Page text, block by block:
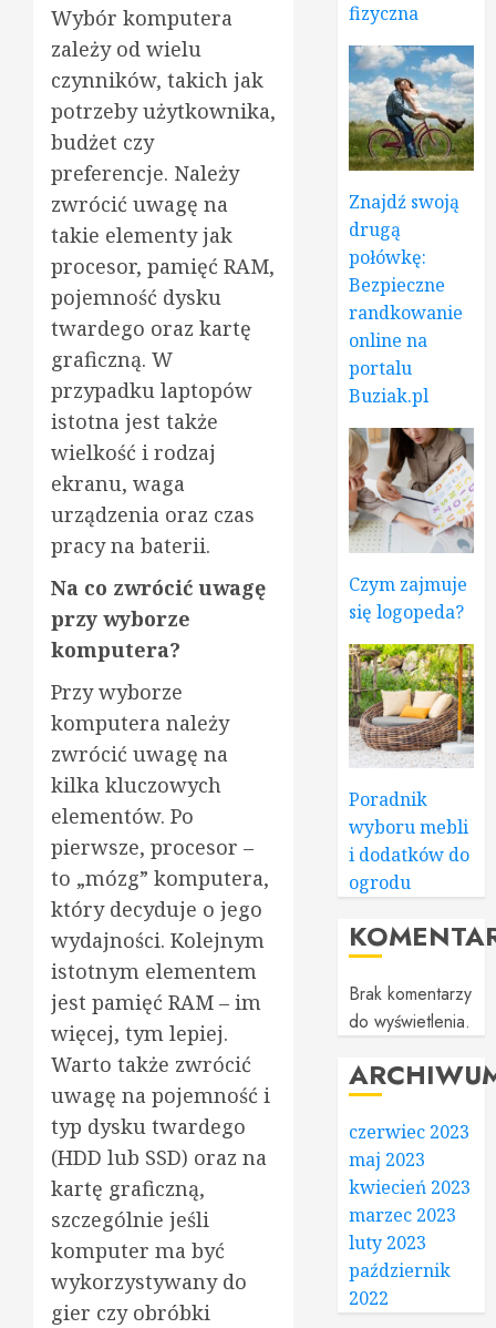
Wybór komputera
zależy od wielu
czynników, takich jak
potrzeby użytkownika,
budżet czy
preferencje. Należy
zwrócić uwagę na
takie elementy jak
procesor, pamięć RAM,
pojemność dysku
twardego oraz kartę
graficzną. W
przypadku laptopów
istotna jest także
wielkość i rodzaj
ekranu, waga
urządzenia oraz czas
pracy na baterii.
Na co zwrócić uwagę
przy wyborze
komputera?
Przy wyborze
komputera należy
zwrócić uwagę na
kilka kluczowych
elementów. Po
pierwsze, procesor –
to „mózg” komputera,
który decyduje o jego
wydajności. Kolejnym
istotnym elementem
jest pamięć RAM – im
więcej, tym lepiej.
Warto także zwrócić
uwagę na pojemność i
typ dysku twardego
(HDD lub SSD) oraz na
kartę graficzną,
szczególnie jeśli
komputer ma być
wykorzystywany do
gier czy obróbki
fizyczna
Znajdź swoją
drugą
połówkę:
Bezpieczne
randkowanie
online na
portalu
Buziak.pl
Czym zajmuje
się logopeda?
Poradnik
wyboru mebli
i dodatków do
ogrodu
Brak komentarzy
do wyświetlenia.
czerwiec 2023
maj 2023
kwiecień 2023
marzec 2023
luty 2023
październik
2022